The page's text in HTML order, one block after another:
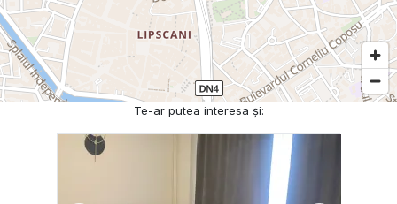
Te-ar putea interesa și: